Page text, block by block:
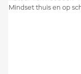
Mindset thuis en op